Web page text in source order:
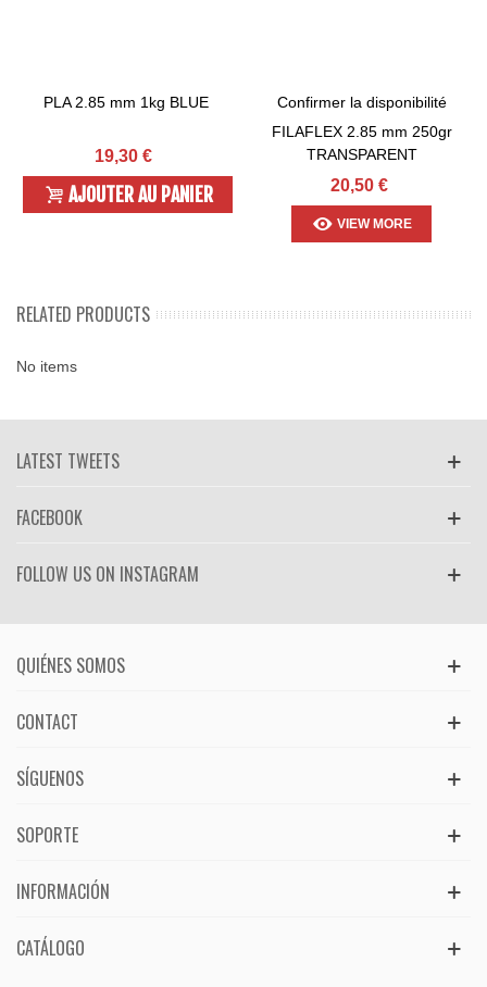
PLA 2.85 mm 1kg BLUE
19,30 €
AJOUTER AU PANIER
Confirmer la disponibilité
FILAFLEX 2.85 mm 250gr
TRANSPARENT
20,50 €
VIEW MORE
RELATED PRODUCTS
No items
LATEST TWEETS
FACEBOOK
FOLLOW US ON INSTAGRAM
QUIÉNES SOMOS
CONTACT
SÍGUENOS
SOPORTE
INFORMACIÓN
CATÁLOGO